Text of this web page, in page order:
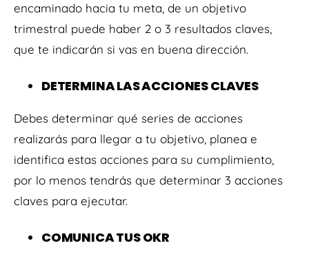
encaminado hacia tu meta, de un objetivo
trimestral puede haber 2 o 3 resultados claves,
que te indicarán si vas en buena dirección.
DETERMINA LAS ACCIONES CLAVES
Debes determinar qué series de acciones
realizarás para llegar a tu objetivo, planea e
identifica estas acciones para su cumplimiento,
por lo menos tendrás que determinar 3 acciones
claves para ejecutar.
COMUNICA TUS OKR